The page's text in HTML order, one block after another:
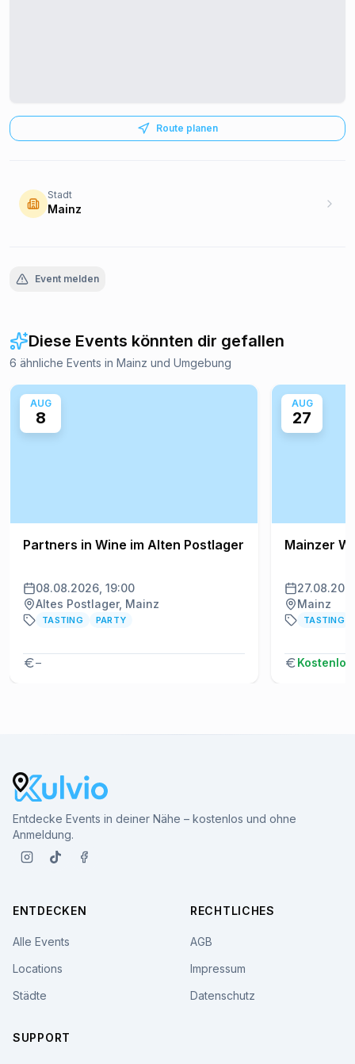
Route planen
Stadt
Mainz
Event melden
Diese Events könnten dir gefallen
6 ähnliche Events in Mainz und Umgebung
AUG
8
Partners in Wine im Alten Postlager
08.08.2026, 19:00
Altes Postlager, Mainz
TASTING PARTY
–
AUG
27
Mainzer
Mainz
TASTING
Kostenlos
Entdecke Events in deiner Nähe – kostenlos und ohne
Anmeldung.
ENTDECKEN
Alle Events
Locations
Städte
RECHTLICHES
AGB
Impressum
Datenschutz
SUPPORT